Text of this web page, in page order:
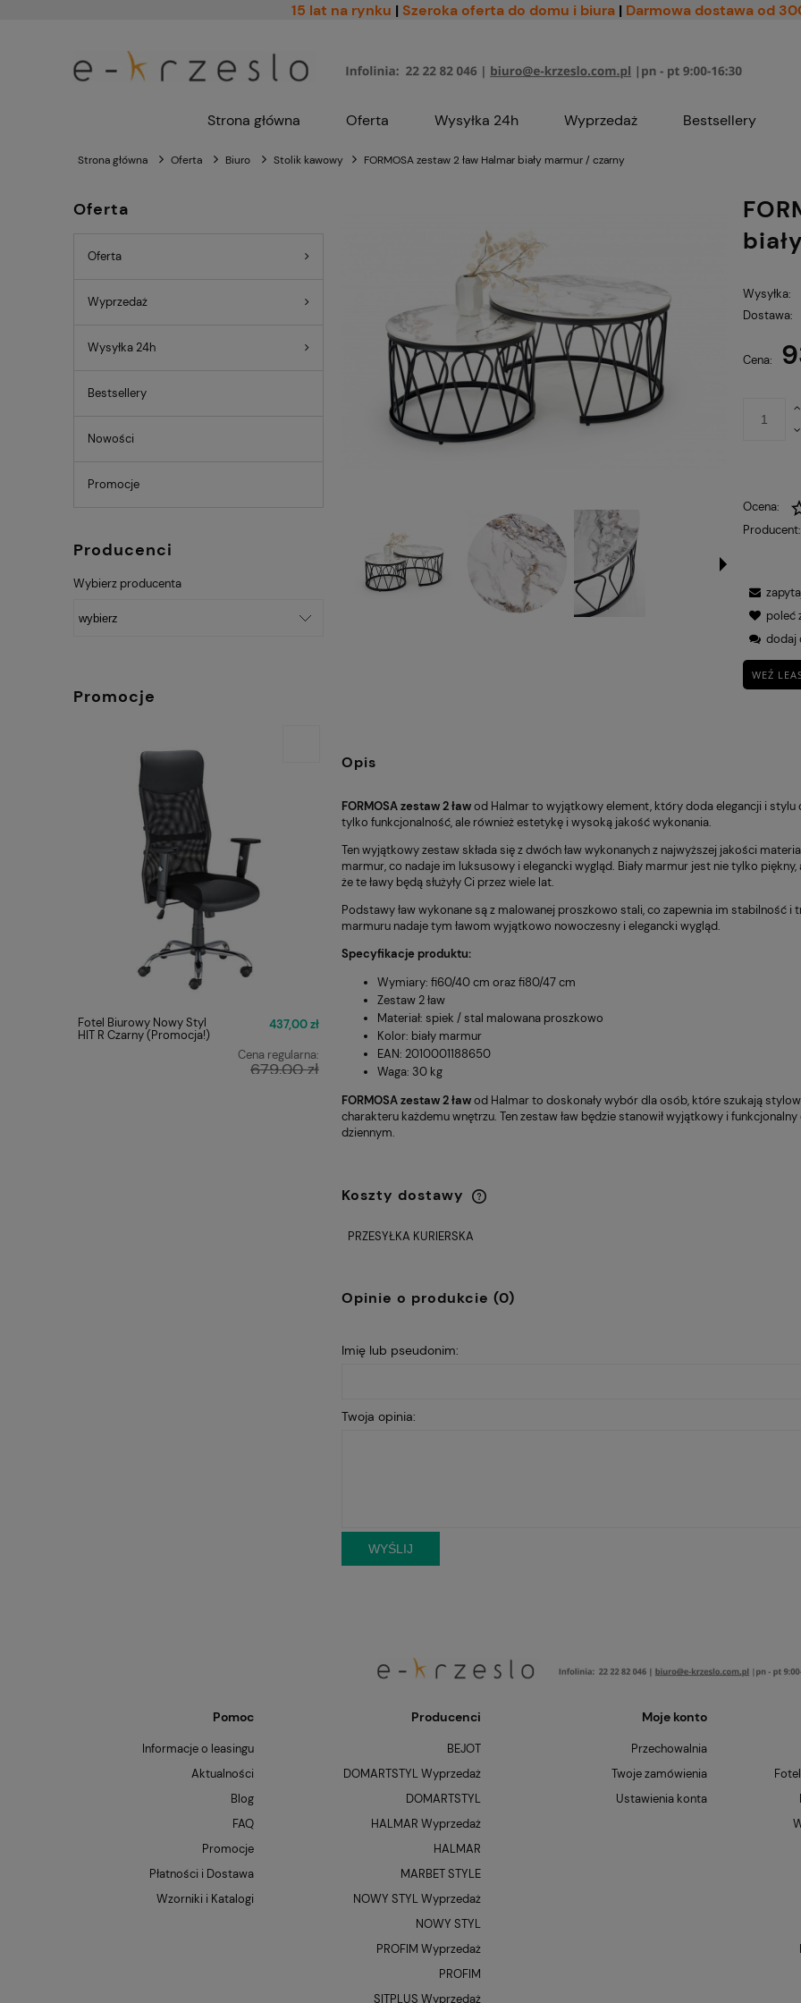
15 lat na rynku | Szeroka oferta do domu i biura | Darmowa dostawa od
Strona główna Oferta Wysyłka 24h Wyprzedaż Bestsellery
Strona główna Oferta Biuro Stolik kawowy FORMOSA zestaw 2 ław Halmar biały marmur / czarny
Oferta
Oferta
Wyprzedaż
Wysyłka 24h
Bestsellery
Nowości
Promocje
Producenci
Wybierz producenta
Promocje
Fotel Biurowy Nowy Styl
HIT R Czarny (Promocja!)
437,00 zł
Cena regularna:
679,00 zł
Fotel Obrotowy Sitplus
ERGON 2 HB
1 030,00 zł
724,00 zł
Wysyłka:
Dostawa:
Cena nie zawiera
Cena:
Ocena:
Producent:
poleć
dodaj
WEŹ
Opis
FORMOSA zestaw 2 ławod Halmar to wyjątkowy element, który doda elegancji i stylu
tylko funkcjonalność, ale również estetykę i wysoką jakość wykonania.
Ten wyjątkowy zestaw składa się z dwóch ław wykonanych z najwyższej jakości
marmur, co nadaje im luksusowy i elegancki wygląd. Biały marmur jest nie tylko
że te ławy będą służyły Ci przez wiele lat.
Podstawy ław wykonane są z malowanej proszkowo stali, co zapewnia im stabilność i
marmuru nadaje tym ławom wyjątkowo nowoczesny i elegancki wygląd.
Specyfikacje produktu:
Wymiary: fi60/40 cm oraz fi80/47 cm
Zestaw 2 ław
Materiał: spiek / stal malowana proszkowo
Kolor: biały marmur
EAN: 2010001188650
Waga: 30 kg
FORMOSA zestaw 2 ławod Halmar to doskonały wybór dla osób, które szukają
charakteru każdemu wnętrzu. Ten zestaw ław będzie stanowił wyjątkowy i
dziennym.
Koszty dostawy
PRZESYŁKA KURIERSKA
Opinie o produkcie (0)
Imię lub pseudonim:
Twoja opinia:
WYŚLIJ
Pomoc
Informacje o leasingu
Aktualności
Blog
FAQ
Promocje
Płatności i Dostawa
Wzorniki i Katalogi
Producenci
BEJOT
DOMARTSTYL Wyprzedaż
DOMARTSTYL
HALMAR Wyprzedaż
HALMAR
MARBET STYLE
NOWY STYL Wyprzedaż
NOWY STYL
PROFIM Wyprzedaż
PROFIM
SITPLUS Wyprzedaż
Moje konto
Przechowalnia
Twoje zamówienia
Ustawienia konta